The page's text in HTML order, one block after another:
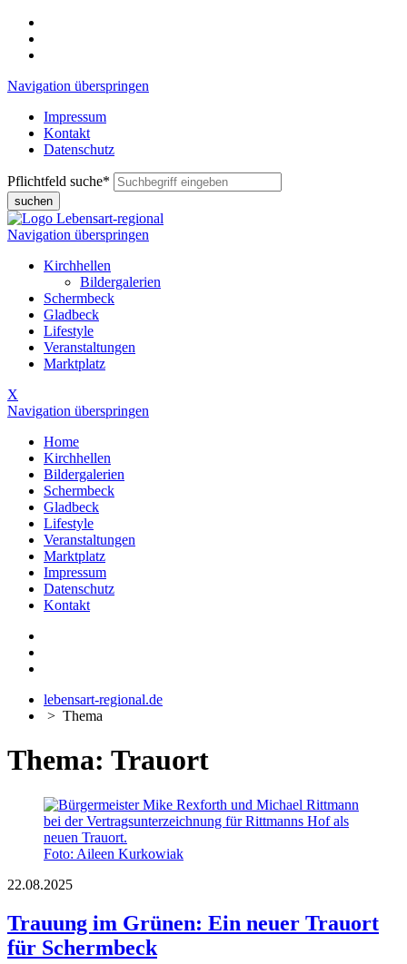
Navigation überspringen
Impressum
Kontakt
Datenschutz
Pflichtfeld suche*
suchen
Navigation überspringen
Kirchhellen
Bildergalerien
Schermbeck
Gladbeck
Lifestyle
Veranstaltungen
Marktplatz
X
Navigation überspringen
Home
Kirchhellen
Bildergalerien
Schermbeck
Gladbeck
Lifestyle
Veranstaltungen
Marktplatz
Impressum
Datenschutz
Kontakt
lebensart-regional.de
> Thema
Thema: Trauort
Foto: Aileen Kurkowiak
22.08.2025
Trauung im Grünen: Ein neuer Trauort
für Schermbeck